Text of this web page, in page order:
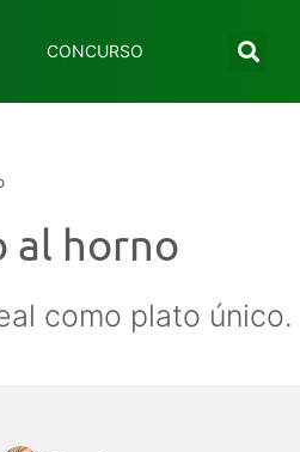
CONCURSO
al horno
como plato único.